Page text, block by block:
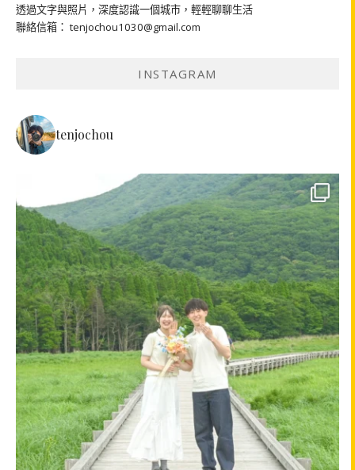
透過文字與照片，深度認識一個城市，輕輕聊聊生活
聯絡信箱： tenjochou1030@gmail.com
INSTAGRAM
tenjochou